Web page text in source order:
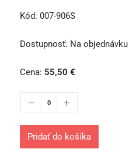
Kód: 007-906S
Dostupnosť: Na objednávku
Cena: 55,50 €
Pridať do košíka